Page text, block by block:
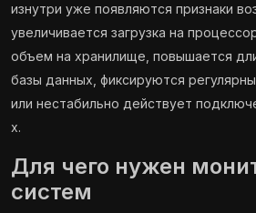
изнутри уже появляются признаки
увеличивается загрузка на
объем на хранилище, повышается
базы данных, фиксируются
или нестабильно действует
x.
Для чего нужен
систем